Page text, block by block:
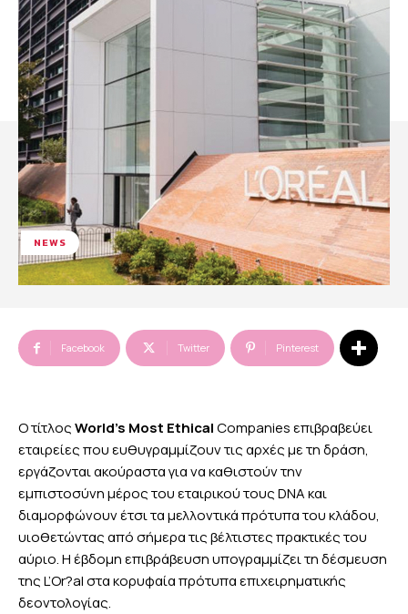
NEWS
Facebook Twitter Pinterest
Ο τίτλοςWorld’s Most EthicalCompanies επιβραβεύει
εταιρείες που ευθυγραμμίζουν τις αρχές με τη δράση,
εργάζονται ακούραστα για να καθιστούν την
εμπιστοσύνη μέρος του εταιρικού τους DNA και
διαμορφώνουν έτσι τα μελλοντικά πρότυπα του κλάδου,
υιοθετώντας από σήμερα τις βέλτιστες πρακτικές του
αύριο. Η έβδομη επιβράβευση υπογραμμίζει τη δέσμευση
της L’Or?al στα κορυφαία πρότυπα επιχειρηματικής
δεοντολογίας.